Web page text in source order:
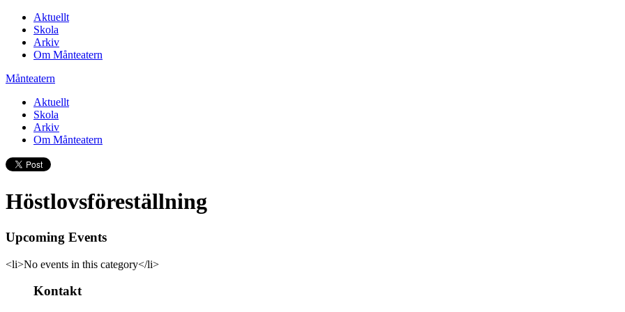
Aktuellt
Skola
Arkiv
Om Månteatern
Månteatern
Aktuellt
Skola
Arkiv
Om Månteatern
Höstlovsföreställning
Upcoming Events
<li>No events in this category</li>
Kontakt